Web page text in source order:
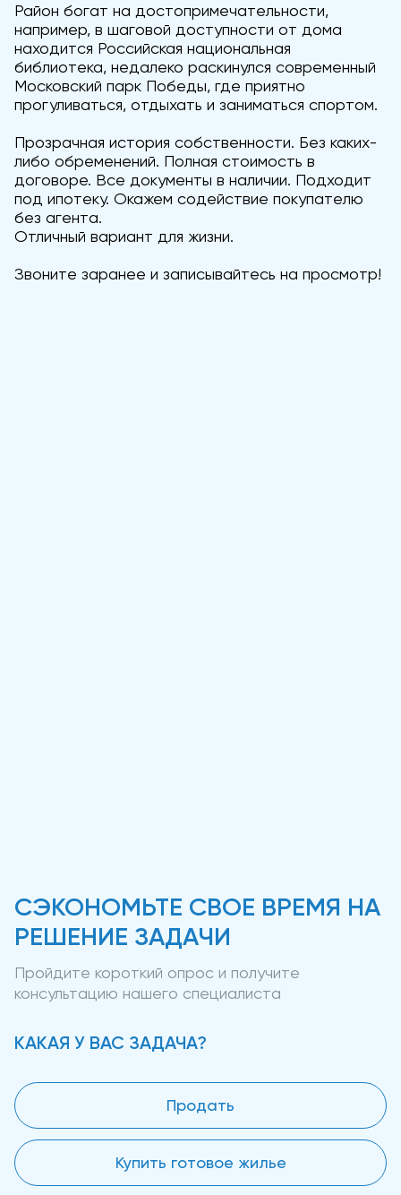
Район богат на достопримечательности,
например, в шаговой доступности от дома
находится Российская национальная
библиотека, недалеко раскинулся современный
Московский парк Победы, где приятно
прогуливаться, отдыхать и заниматься спортом.
Прозрачная история собственности. Без каких-
либо обременений. Полная стоимость в
договоре. Все документы в наличии. Подходит
под ипотеку. Окажем содействие покупателю
без агента.
Отличный вариант для жизни.
Звоните заранее и записывайтесь на просмотр!
СЭКОНОМЬТЕ СВОЕ ВРЕМЯ НА
РЕШЕНИЕ ЗАДАЧИ
Пройдите короткий опрос и получите
консультацию нашего специалиста
КАКАЯ У ВАС ЗАДАЧА?
Продать
Купить готовое жилье